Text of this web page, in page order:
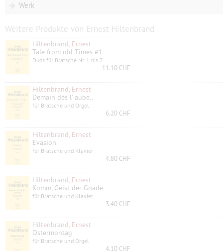
Werk
Weitere Produkte von Ernest Hiltenbrand
Hiltenbrand, Ernest
Tale from old Times #1
Duos für Bratsche Nr. 1 bis 7
11.10 CHF
Hiltenbrand, Ernest
Demain dès l' aube..
für Bratsche und Orgel
6.20 CHF
Hiltenbrand, Ernest
Evasion
für Bratsche und Klavier
4.80 CHF
Hiltenbrand, Ernest
Komm, Geist der Gnade
für Bratsche und Klavier
3.40 CHF
Hiltenbrand, Ernest
Ostermontag
für Bratsche und Orgel
4.10 CHF